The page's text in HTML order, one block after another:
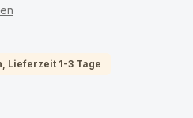
Lieferzeit 1-3 Tage